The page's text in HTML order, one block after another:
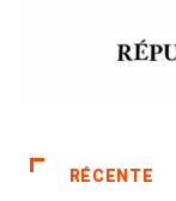
RÉCENTE